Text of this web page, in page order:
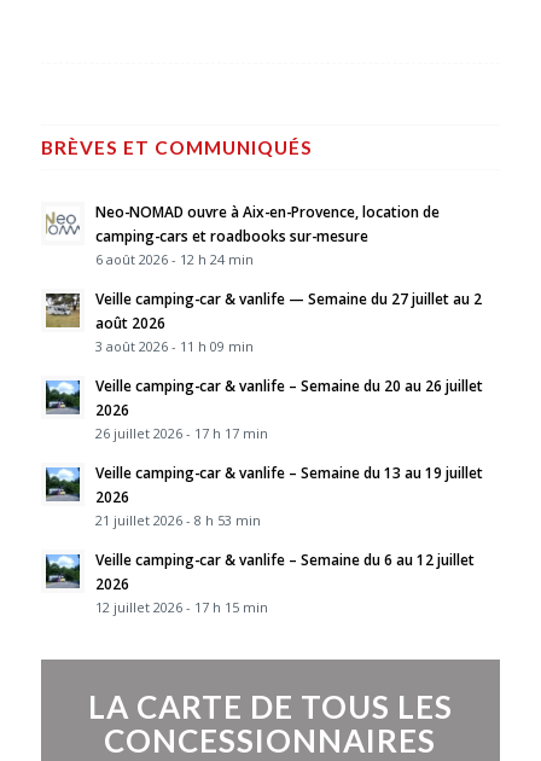
BRÈVES ET COMMUNIQUÉS
Neo-NOMAD ouvre à Aix-en-Provence, location de
camping-cars et roadbooks sur-mesure
6 août 2026 - 12 h 24 min
Veille camping-car & vanlife — Semaine du 27 juillet au 2
août 2026
3 août 2026 - 11 h 09 min
Veille camping-car & vanlife – Semaine du 20 au 26 juillet
2026
26 juillet 2026 - 17 h 17 min
Veille camping-car & vanlife – Semaine du 13 au 19 juillet
2026
21 juillet 2026 - 8 h 53 min
Veille camping-car & vanlife – Semaine du 6 au 12 juillet
2026
12 juillet 2026 - 17 h 15 min
LA CARTE DE TOUS LES
CONCESSIONNAIRES